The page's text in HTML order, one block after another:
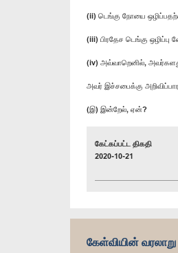
(ii) டெங்கு நோயை
(iii) பிரதேச டெங்கு
(iv) அவ்வாறெனில்,
அவர் இச்சபைக்கு
(இ) இன்றேல், ஏன்?
கேட்கப்பட்ட திகதி
2020-10-21
கேள்வியின் வரலாறு